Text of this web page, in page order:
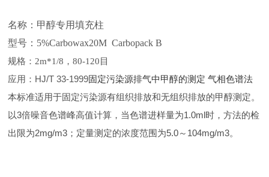
名称： 甲醇专用填充柱
型号： 5%Carbowax20M Carbopack B
规格： 2m*1/8，80-120目
应用： HJ/T 33-1999固定污染源排气中甲醇的测定 气相色谱法
本标准适用于固定污染源有组织排放和无组织排放的甲醇测定。
以3倍噪音色谱峰高值计算，当色谱进样量为1.0ml时，方法的检
出限为2mg/m3；定量测定的浓度范围为5.0～104mg/m3。